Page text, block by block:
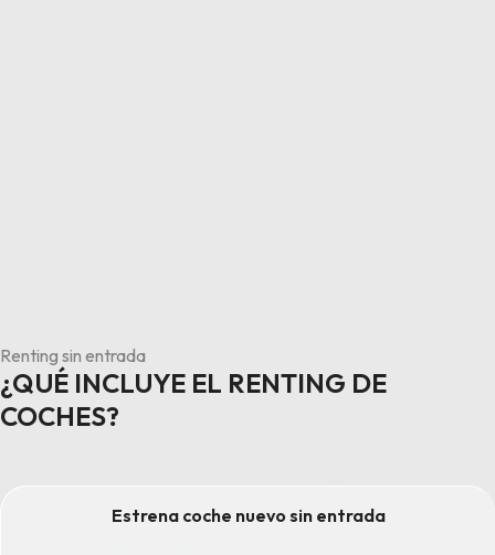
Renting sin entrada
¿QUÉ INCLUYE EL RENTING DE
COCHES?
Estrena coche nuevo sin entrada